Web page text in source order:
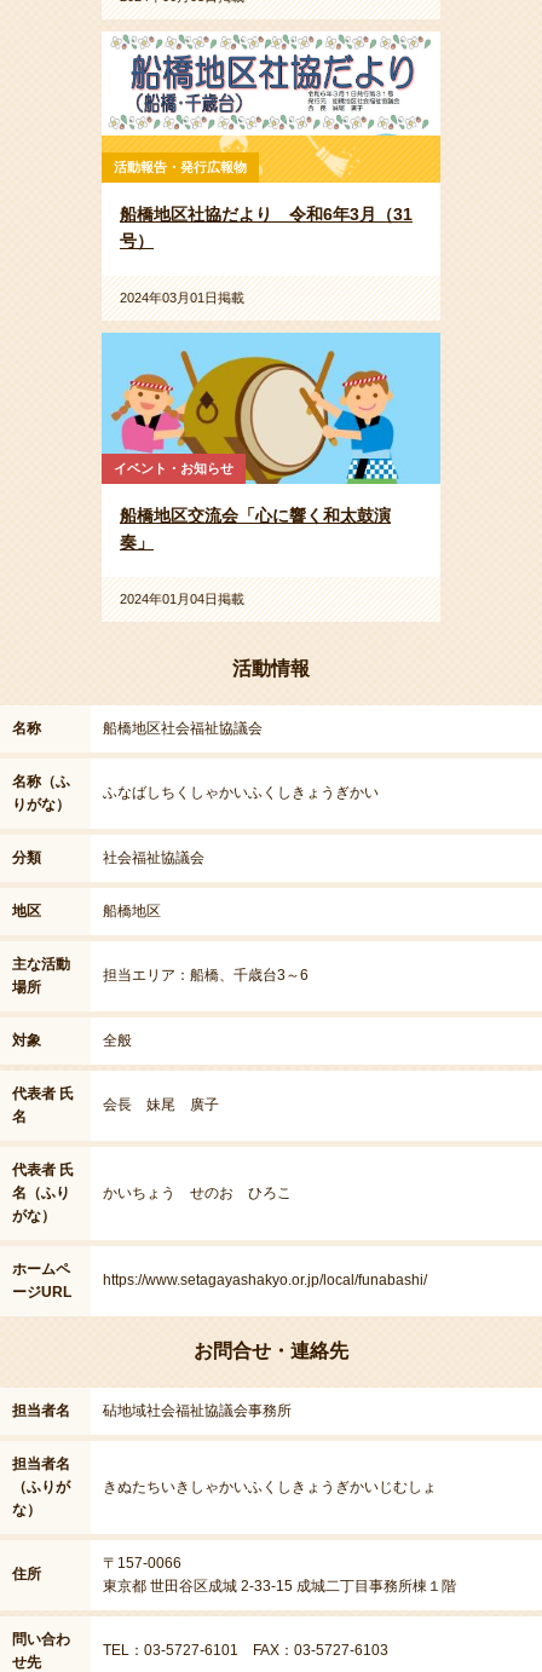
活動報告・発行広報物
船橋地区社協だより 令和6年3月（31
号）
2024年03月01日掲載
イベント・お知らせ
船橋地区交流会「心に響く和太鼓演
奏」
2024年01月04日掲載
活動情報
名称 船橋地区社会福祉協議会
名称（ふ
りがな）
ふなばしちくしゃかいふくしきょうぎかい
分類 社会福祉協議会
地区 船橋地区
主な活動
場所
担当エリア：船橋、千歳台3～6
対象 全般
代表者 氏
名
会長 妹尾 廣子
代表者 氏
名（ふり
がな）
かいちょう せのお ひろこ
ホームペ
ージURL
https://www.setagayashakyo.or.jp/local/funabashi/
お問合せ・連絡先
担当者名 砧地域社会福祉協議会事務所
担当者名
（ふりが
な）
きぬたちいきしゃかいふくしきょうぎかいじむしょ
住所
〒157-0066
東京都 世田谷区成城 2-33-15 成城二丁目事務所棟１階
問い合わ
せ先
TEL：03-5727-6101 FAX：03-5727-6103